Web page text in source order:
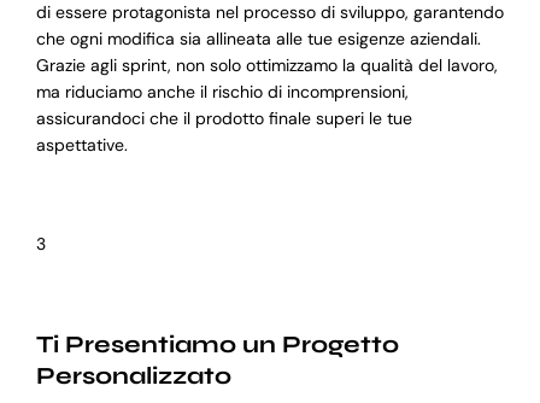
di essere protagonista nel processo di sviluppo, garantendo
che ogni modifica sia allineata alle tue esigenze aziendali.
Grazie agli sprint, non solo ottimizzamo la qualità del lavoro,
ma riduciamo anche il rischio di incomprensioni,
assicurandoci che il prodotto finale superi le tue
aspettative.
3
Ti Presentiamo un Progetto
Personalizzato